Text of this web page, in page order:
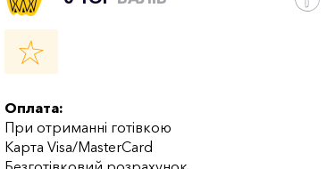
Оплата:
При отриманні готівкою
Карта Visa/MasterCard